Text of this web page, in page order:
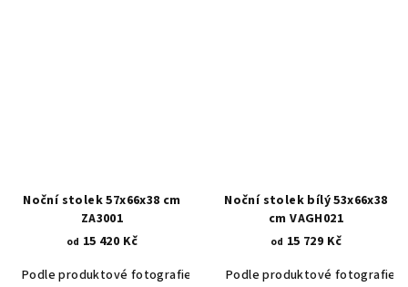
Noční stolek 57x66x38 cm
ZA3001
od 15 420 Kč
Podle produktové fotografie
Akát vintage BT1551
Dub světlý
Noční stolek bílý 53x66x38
cm VAGH021
od 15 729 Kč
Podle produktové fotografie